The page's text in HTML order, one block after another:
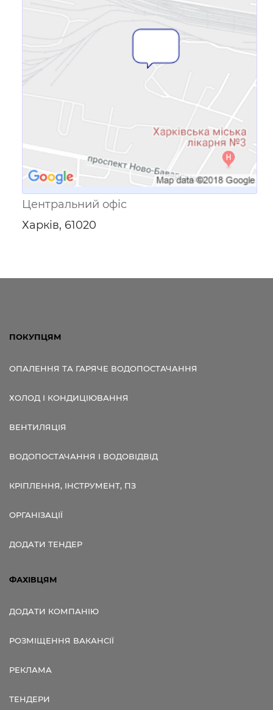
Посилання для мобільних
Центральний офіс
Харків, 61020
ПОКУПЦЯМ
ОПАЛЕННЯ ТА ГАРЯЧЕ ВОДОПОСТАЧАННЯ
ХОЛОД І КОНДИЦІЮВАННЯ
ВЕНТИЛЯЦІЯ
ВОДОПОСТАЧАННЯ І ВОДОВІДВІД
КРІПЛЕННЯ, ІНСТРУМЕНТ, ПЗ
ОРГАНІЗАЦІЇ
ДОДАТИ ТЕНДЕР
ФАХІВЦЯМ
ДОДАТИ КОМПАНІЮ
РОЗМІЩЕННЯ ВАКАНСІЇ
РЕКЛАМА
ТЕНДЕРИ